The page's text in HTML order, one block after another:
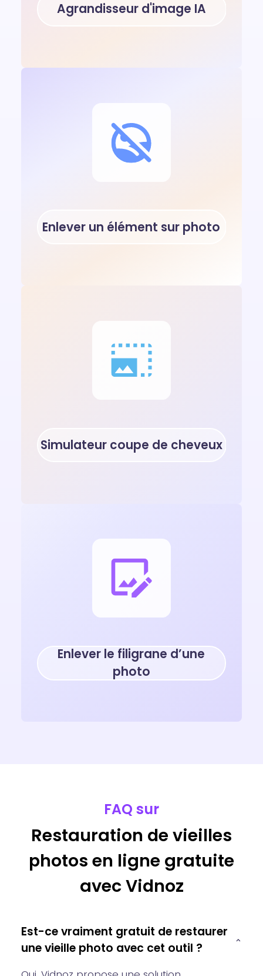
Agrandisseur d'image IA
Enlever un élément sur photo
Simulateur coupe de cheveux
Enlever le filigrane d’une
photo
FAQ sur
Restauration de vieilles
photos en ligne gratuite
avec Vidnoz
Est-ce vraiment gratuit de restaurer
une vieille photo avec cet outil ?